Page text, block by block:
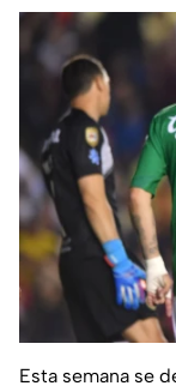
Esta semana se